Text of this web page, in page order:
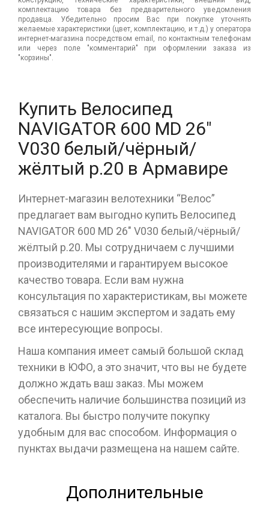
комплектацию товара без предварительного уведомления
продавца. Убедительно просим Вас при покупке уточнять
желаемые характеристики (цвет, комплектацию, и т.д.) у оператора
интернет-магазина посредством email, по контактным телефонам
или через поле "комментарий" при оформлении заказа из
"корзины".
Купить Велосипед
NAVIGATOR 600 MD 26"
V030 белый/чёрный/
жёлтый р.20 в Армавире
Интернет-магазин велотехники “Велос”
предлагает вам выгодно купить Велосипед
NAVIGATOR 600 MD 26" V030 белый/чёрный/
жёлтый р.20. Мы сотрудничаем с лучшими
производителями и гарантируем высокое
качество товара. Если вам нужна
консультация по характеристикам, вы можете
связаться с нашим экспертом и задать ему
все интересующие вопросы.
Наша компания имеет самый большой склад
техники в ЮФО, а это значит, что вы не будете
должно ждать ваш заказ. Мы можем
обеспечить наличие большинства позиций из
каталога. Вы быстро получите покупку
удобным для вас способом. Информация о
пунктах выдачи размещена на нашем сайте.
Дополнительные